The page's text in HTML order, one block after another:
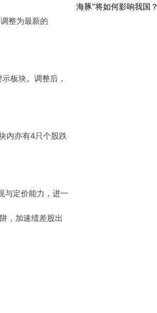
整为最新的
板块。调整后，
内亦有4只个股跌
与定价能力，进一
，加速绩差股出
海豚”将如何影响我国？